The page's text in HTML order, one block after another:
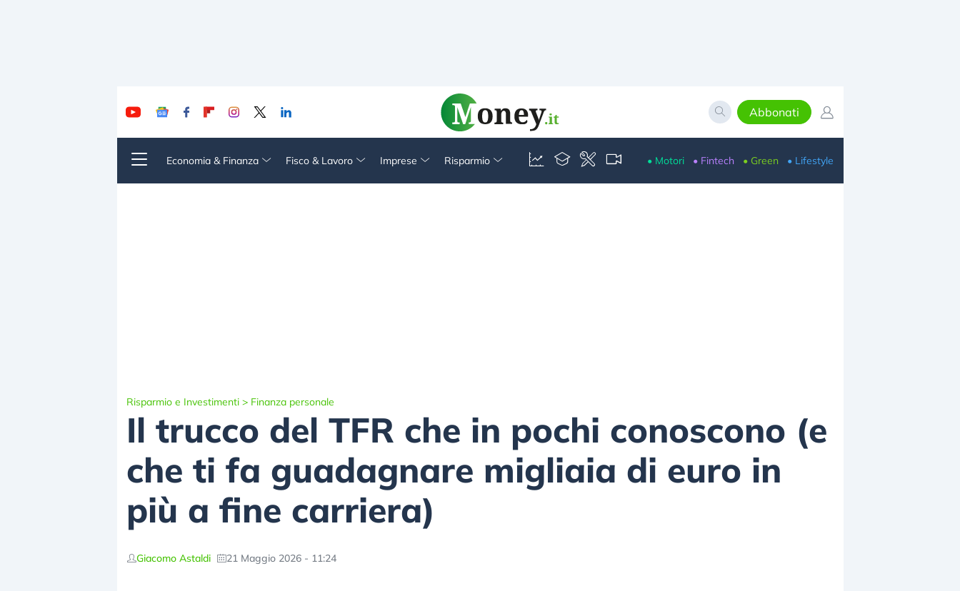
Abbonati
Economia & Finanza Fisco & Lavoro Imprese Risparmio • Motori • Fintech • Green • Lifestyle
Risparmio e Investimenti > Finanza personale
Il trucco del TFR che in pochi conoscono (e
che ti fa guadagnare migliaia di euro in
più a fine carriera)
Giacomo Astaldi 21 Maggio 2026 - 11:24